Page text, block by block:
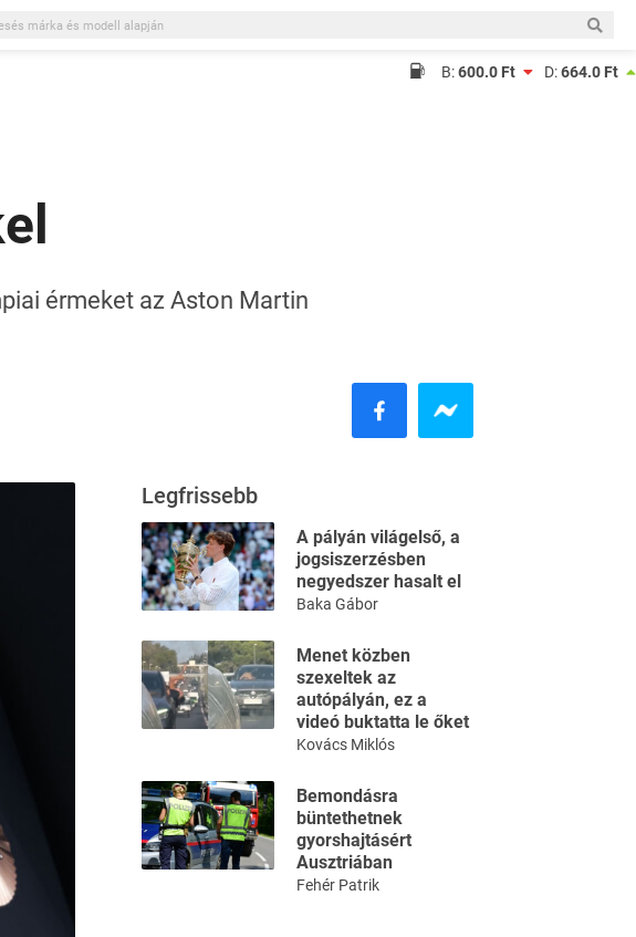
B:600.0 Ft D:664.0 Ft
érmeket az Aston Martin
Legfrissebb
A pályán világelső, a
jogsiszerzésben
negyedszer hasalt el
Baka Gábor
Menet közben
szexeltek az
autópályán, ez a
videó buktatta le őket
Kovács Miklós
Bemondásra
büntethetnek
gyorshajtásért
Ausztriában
Fehér Patrik